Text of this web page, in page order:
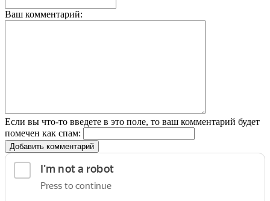
Ваш комментарий:
Если вы что-то введете в это поле, то ваш комментарий будет
помечен как спам:
Добавить комментарий